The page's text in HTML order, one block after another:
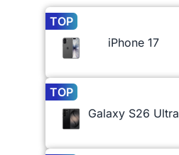
TOP
iPhone 17
TOP
Galaxy S26 Ultra